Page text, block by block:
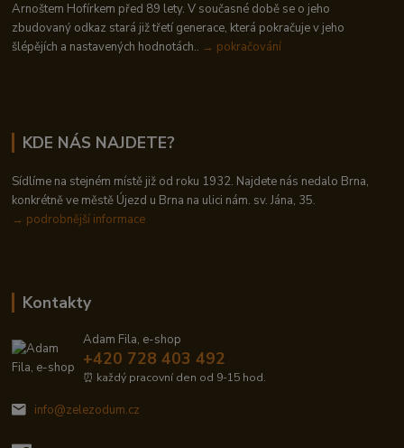
Arnoštem Hofírkem před 89 lety. V současné době se o jeho
zbudovaný odkaz stará již třetí generace, která pokračuje v jeho
šlépějích a nastavených hodnotách.. → pokračování
KDE NÁS NAJDETE?
Sídlíme na stejném místě již od roku 1932. Najdete nás nedalo Brna,
konkrétně ve městě Újezd u Brna na ulici nám. sv. Jána, 35.
→ podrobnější informace
Kontakty
Adam Fila, e-shop
+420 728 403 492
⏰ každý pracovní den od 9-15 hod.
info@zelezodum.cz